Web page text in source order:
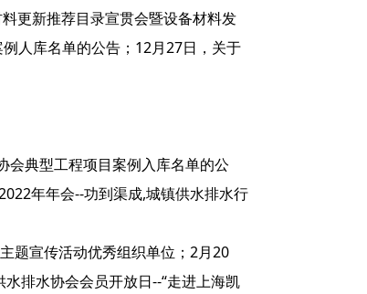
更新推荐目录宣贯会暨设备材料发
人库名单的公告；12月27日，关于
会典型工程项目案例入库名单的公
年年会--功到渠成,城镇供水排水行
题宣传活动优秀组织单位；2月20
排水协会会员开放日--“走进上海凯